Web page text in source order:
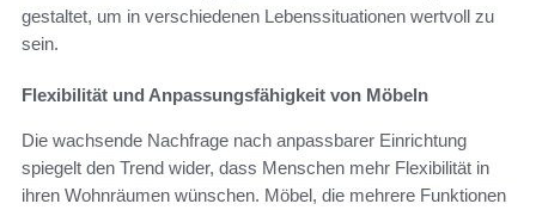
gestaltet, um in verschiedenen Lebenssituationen wertvoll zu
sein.
Flexibilität und Anpassungsfähigkeit von Möbeln
Die wachsende Nachfrage nach anpassbarer Einrichtung
spiegelt den Trend wider, dass Menschen mehr Flexibilität in
ihren Wohnräumen wünschen. Möbel, die mehrere Funktionen